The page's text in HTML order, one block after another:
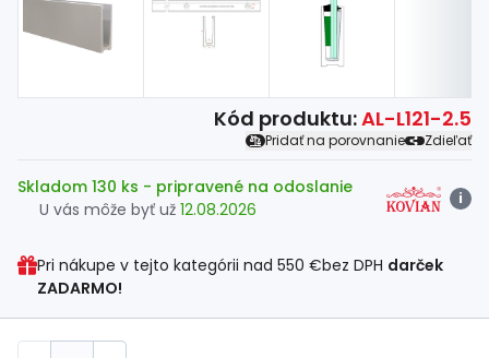
Kód produktu:AL-L121-2.5
Pridať na porovnanie Zdieľať
Skladom 130 ks - pripravené na odoslanie
U vás môže byť už 12.08.2026
i
Pri nákupe v tejto kategórii nad 550 €bez DPH darček
ZADARMO!